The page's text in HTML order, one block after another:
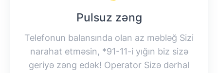
Pulsuz zəng
Telefonun balansında olan az məbləğ Sizi
narahat etməsin, *91-11-i yığın biz sizə
geriyə zəng edək! Operator Sizə dərhal